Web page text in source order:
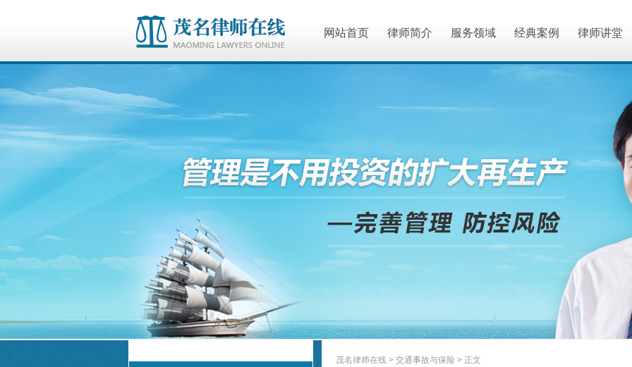
网站首页 律师简介 服务领域 经典案例 律师讲堂
茂名律师在线 > 交通事故与保险 > 正文